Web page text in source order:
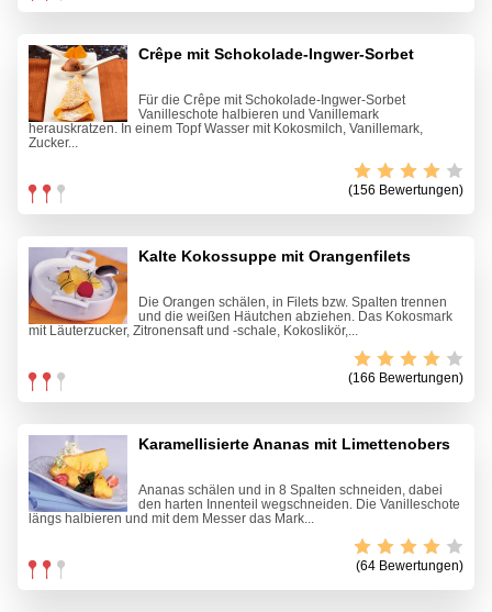
Crêpe mit Schokolade-Ingwer-Sorbet
Für die Crêpe mit Schokolade-Ingwer-Sorbet
Vanilleschote halbieren und Vanillemark
herauskratzen. In einem Topf Wasser mit Kokosmilch, Vanillemark,
Zucker...
(156 Bewertungen)
Kalte Kokossuppe mit Orangenfilets
Die Orangen schälen, in Filets bzw. Spalten trennen
und die weißen Häutchen abziehen. Das Kokosmark
mit Läuterzucker, Zitronensaft und -schale, Kokoslikör,...
(166 Bewertungen)
Karamellisierte Ananas mit Limettenobers
Ananas schälen und in 8 Spalten schneiden, dabei
den harten Innenteil wegschneiden. Die Vanilleschote
längs halbieren und mit dem Messer das Mark...
(64 Bewertungen)